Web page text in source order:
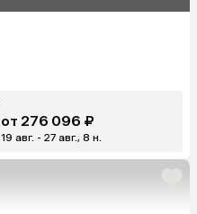
от 276 096 ₽
19 авг. - 27 авг., 8 н.